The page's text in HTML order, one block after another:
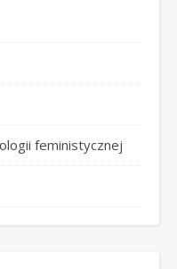
feministycznej